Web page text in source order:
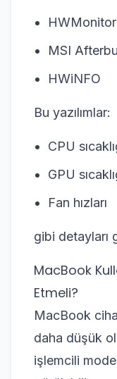
HWMonitor
MSI
HWiNFO
Bu yazılımlar:
CPU
GPU
Fan hızları
gibi detayları
MacBook
Etmeli?
MacBook
daha düşük
işlemcili